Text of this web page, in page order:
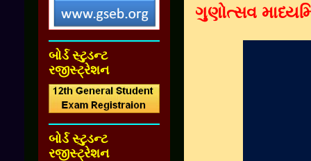
ગુણોત્સવ
બોર્ડ સ્ટુડન્ટ
રજીસ્ટ્રેશન
બોર્ડ સ્ટુડન્ટ
રજીસ્ટ્રેશન